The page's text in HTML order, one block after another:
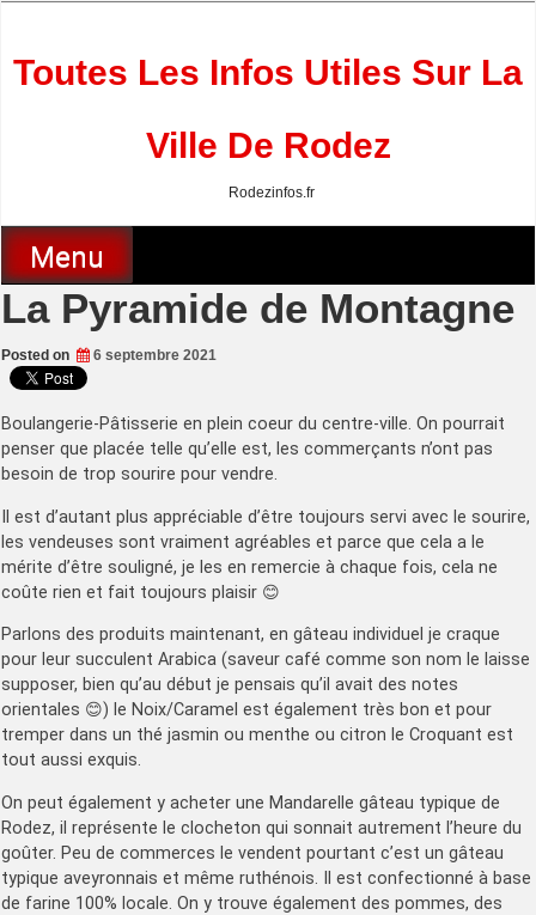
Toutes Les Infos Utiles Sur La
Ville De Rodez
Rodezinfos.fr
Menu
La Pyramide de Montagne
Posted on 6 septembre 2021
Boulangerie-Pâtisserie en plein coeur du centre-ville. On pourrait
penser que placée telle qu’elle est, les commerçants n’ont pas
besoin de trop sourire pour vendre.
Il est d’autant plus appréciable d’être toujours servi avec le sourire,
les vendeuses sont vraiment agréables et parce que cela a le
mérite d’être souligné, je les en remercie à chaque fois, cela ne
coûte rien et fait toujours plaisir 😊
Parlons des produits maintenant, en gâteau individuel je craque
pour leur succulent Arabica (saveur café comme son nom le laisse
supposer, bien qu’au début je pensais qu’il avait des notes
orientales 😊) le Noix/Caramel est également très bon et pour
tremper dans un thé jasmin ou menthe ou citron le Croquant est
tout aussi exquis.
On peut également y acheter une Mandarelle gâteau typique de
Rodez, il représente le clocheton qui sonnait autrement l’heure du
goûter. Peu de commerces le vendent pourtant c’est un gâteau
typique aveyronnais et même ruthénois. Il est confectionné à base
de farine 100% locale. On y trouve également des pommes, des